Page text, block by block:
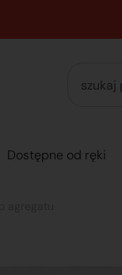
Dostępne od ręki